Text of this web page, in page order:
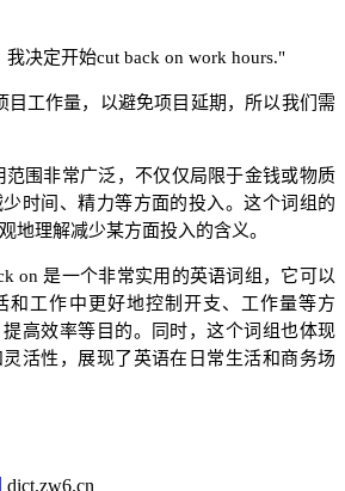
决定开始cut back on work hours."
目工作量，以避免项目延期，所以我们需
范围非常广泛，不仅仅局限于金钱或物质
时间、精力等方面的投入。这个词组的
地理解减少某方面投入的含义。
on 是一个非常实用的英语词组，它可以
和工作中更好地控制开支、工作量等方
高效率等目的。同时，这个词组也体现
活性，展现了英语在日常生活和商务场
dict.zw6.cn